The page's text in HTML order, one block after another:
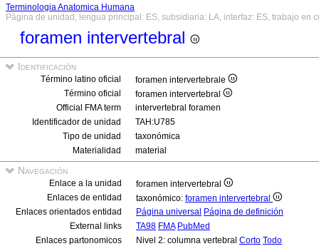
Terminologia Anatomica Humana
Página de unidad, lengua principal: ES, subsidiaria: LA, interfaz: ES, trabajo en
foramen intervertebral
Identificación
Término latino oficial
foramen intervertebrale
Término oficial
foramen intervertebral
Official FMA term
intervertebral foramen
Identificador de unidad
TAH:U785
Tipo de unidad
taxonómica
Materialidad
material
Navegación
Enlace a la unidad
foramen intervertebral
Enlaces de entidad
taxonómico: foramen intervertebral
Enlaces orientados entidad
Página universal Página de definición
External links
TA98 FMA PubMed
Enlaces partonomicos
Nivel 2: columna vertebral Corto Todo